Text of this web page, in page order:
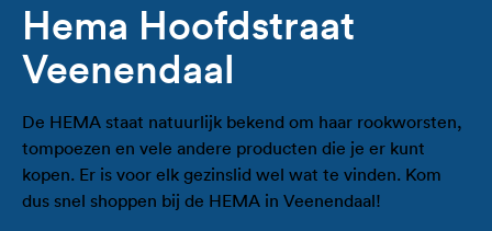
Hema Hoofdstraat
Veenendaal
De HEMA staat natuurlijk bekend om haar rookworsten,
tompoezen en vele andere producten die je er kunt
kopen. Er is voor elk gezinslid wel wat te vinden. Kom
dus snel shoppen bij de HEMA in Veenendaal!